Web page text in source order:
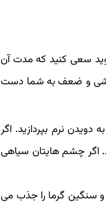
سعی کنید که مدت آن
باشد استفاده کنید. اگر احساس ناخوشی و ضعف به شما دست
نرم بپردازید. اگر
اگر چشم هایتان سیاهی
و سنگین گرما را جذب می